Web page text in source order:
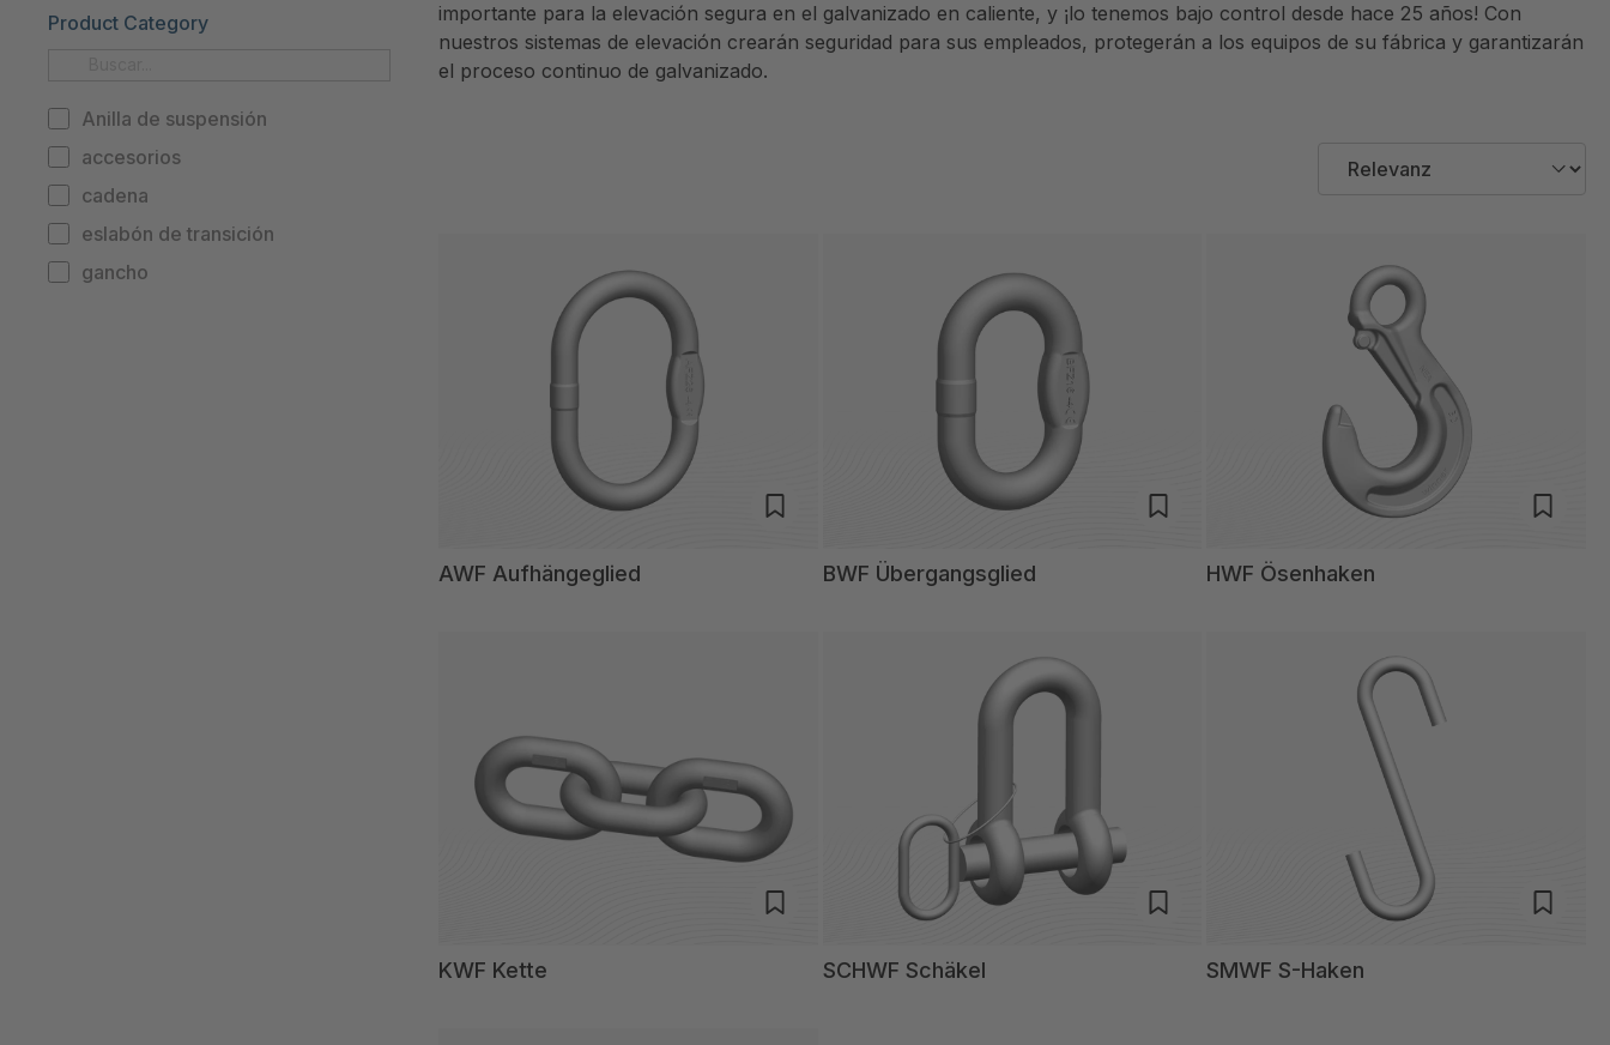
Product Category
Anilla de suspensión
accesorios
cadena
eslabón de transición
gancho
importante para la elevación segura en el galvanizado en caliente, y ¡lo tenemos bajo control desde hace 25 años! Con
nuestros sistemas de elevación crearán seguridad para sus empleados, protegerán a los equipos de su fábrica y garantizarán
el proceso continuo de galvanizado.
AWF Aufhängeglied BWF Übergangsglied HWF Ösenhaken
KWF Kette SCHWF Schäkel SMWF S-Haken